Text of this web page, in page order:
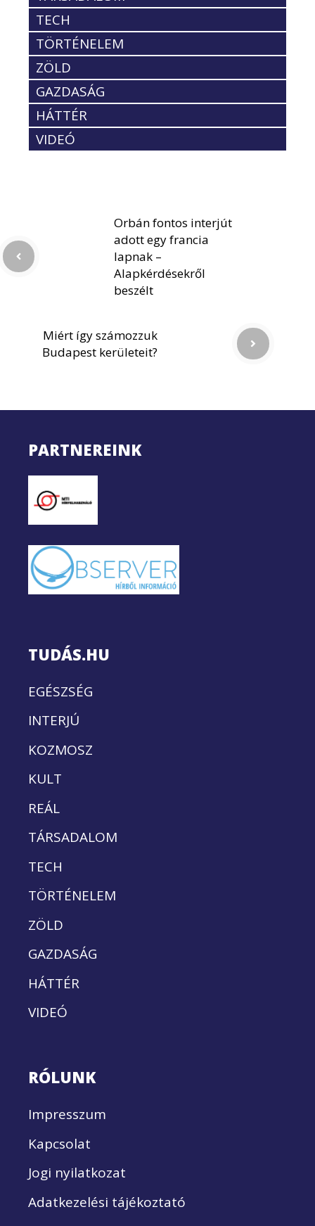
TECH
TÖRTÉNELEM
ZÖLD
GAZDASÁG
HÁTTÉR
VIDEÓ
Orbán fontos interjút
adott egy francia
lapnak –
Alapkérdésekről
beszélt
Miért így számozzuk
Budapest kerületeit?
PARTNEREINK
TUDÁS.HU
EGÉSZSÉG
INTERJÚ
KOZMOSZ
KULT
REÁL
TÁRSADALOM
TECH
TÖRTÉNELEM
ZÖLD
GAZDASÁG
HÁTTÉR
VIDEÓ
RÓLUNK
Impresszum
Kapcsolat
Jogi nyilatkozat
Adatkezelési tájékoztató